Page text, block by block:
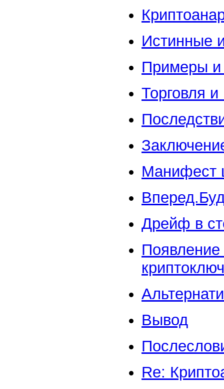
Истинные
Примеры и
Торговля
Манифест
Дрейф в
Появление
Вывод
Re: